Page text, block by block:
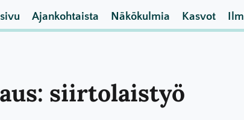
Ajankohtaista Näkökulmia Kasvot
siirtolaistyö